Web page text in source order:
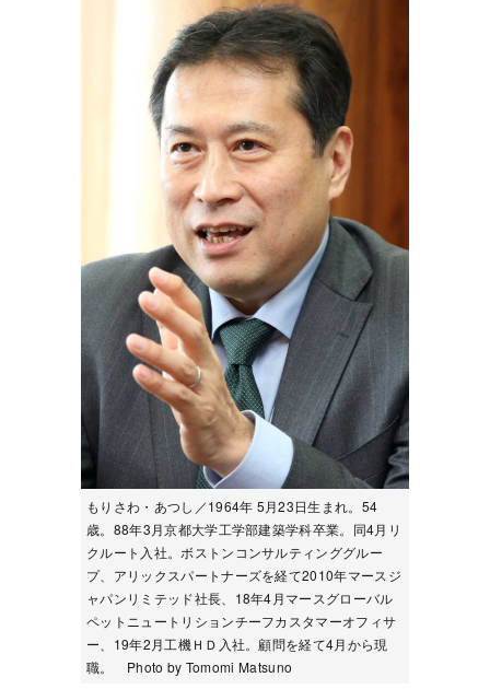
もりさわ・あつし／1964年 5月23日生まれ。54
歳。88年3月京都大学工学部建築学科卒業。同4月リ
クルート入社。ボストンコンサルティンググルー
プ、アリックスパートナーズを経て2010年マースジ
ャパンリミテッド社長、18年4月マースグローバル
ペットニュートリションチーフカスタマーオフィサ
ー、19年2月工機ＨＤ入社。顧問を経て4月から現
職。 Photo by Tomomi Matsuno